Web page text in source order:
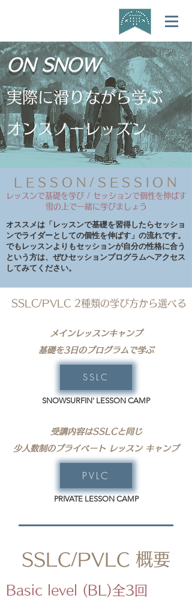
ON SNOW
実際に滑りながら学ぶ
オンスノーレッスン
LESSON/SESSION
レッスンで基礎を学び / セッションで個性を伸ばす
​雪の上で一緒に学びましょう
オススメは「​レッスンで基礎を習得したらセッショ
ンでライダーとしての個性を伸ばす」の流れです。
でもレッスンよりもセッションが自分の性格に合う
という方は、ぜひセッションプログラムへアクセス
してみてください。
SSLC/PVLC 2種類の学び方から選べる
メインレッスンキャンプ​
基礎を3日のプログラムで学ぶ
SSLC
SNOWSURFIN'​ LESSON CAMP
受講内容はSSLCと同じ
​少人数制の​プライベート レッスン キャンプ
PVLC
PRIVATE ​LESSON CAMP
SSLC/PVLC 概要
Basic level (BL)全3回